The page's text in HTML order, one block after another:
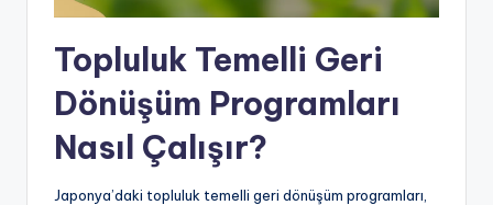
Topluluk Temelli Geri
Dönüşüm Programları
Nasıl Çalışır?
Japonya’daki topluluk temelli geri dönüşüm programları,